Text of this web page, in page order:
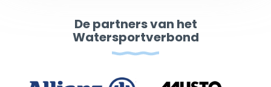
De partners van het
Watersportverbond